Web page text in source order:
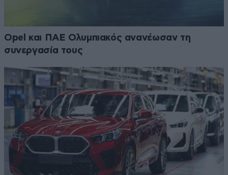
Opel και ΠΑΕ Ολυμπιακός ανανέωσαν τη
συνεργασία τους